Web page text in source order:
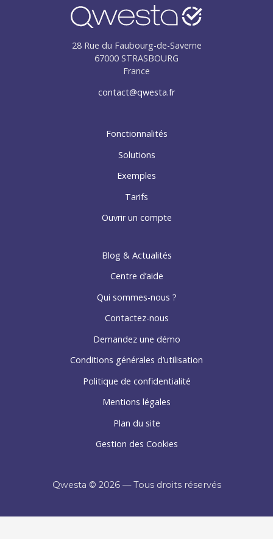
28 Rue du Faubourg-de-Saverne
67000 STRASBOURG
France
contact@qwesta.fr
Fonctionnalités
Solutions
Exemples
Tarifs
Ouvrir un compte
Blog & Actualités
Centre d’aide
Qui sommes-nous ?
Contactez-nous
Demandez une démo
Conditions générales d’utilisation
Politique de confidentialité
Mentions légales
Plan du site
Gestion des Cookies
Qwesta © 2026 — Tous droits réservés